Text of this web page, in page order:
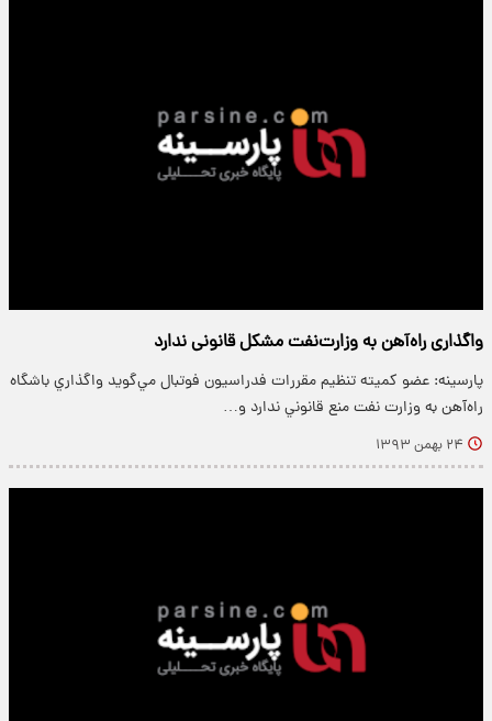
واگذاری راه‌آهن به وزارت‌نفت مشکل قانونی ندارد
پارسینه: عضو کميته‌ تنظيم مقررات فدراسيون فوتبال مي‌گويد واگذاري باشگاه
راه‌آهن به وزارت نفت منع قانوني ندارد و…
۲۴ بهمن ۱۳۹۳